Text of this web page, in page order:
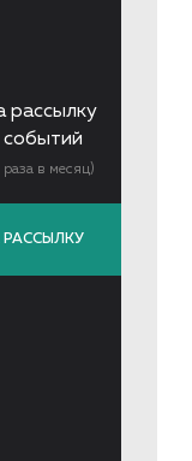
рассылку
событий
в месяц)